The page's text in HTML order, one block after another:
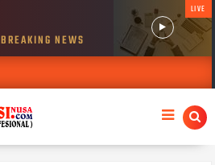
BREAKING NEWS
LIVE